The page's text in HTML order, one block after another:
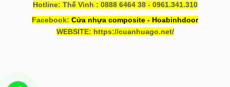
Hotline: Thế Vinh : 0888 6464 38 - 0961.341.310
Facebook: Cửa nhựa composite - Hoabinhdoor
WEBSITE: https://cuanhuago.net/